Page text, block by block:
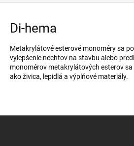
Di-hema
Metakrylátové esterové monoméry sa
vylepšenie nechtov na stavbu alebo
monomérov metakrylátových esterov
ako živica, lepidlá a výplňové materiály.